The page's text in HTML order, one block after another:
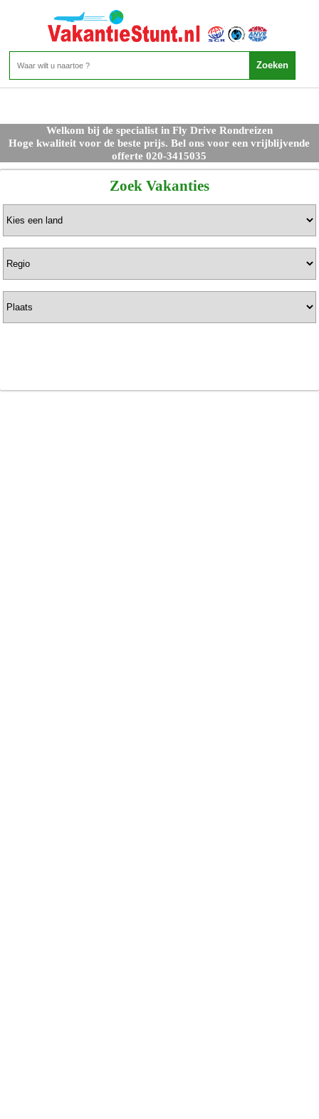
Welkom bij de specialist in Fly Drive Rondreizen
Hoge kwaliteit voor de beste prijs. Bel ons voor een vrijblijvende
offerte 020-3415035
Zoek Vakanties